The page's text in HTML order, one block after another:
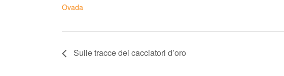
Ovada
Sulle tracce dei cacciatori d’oro